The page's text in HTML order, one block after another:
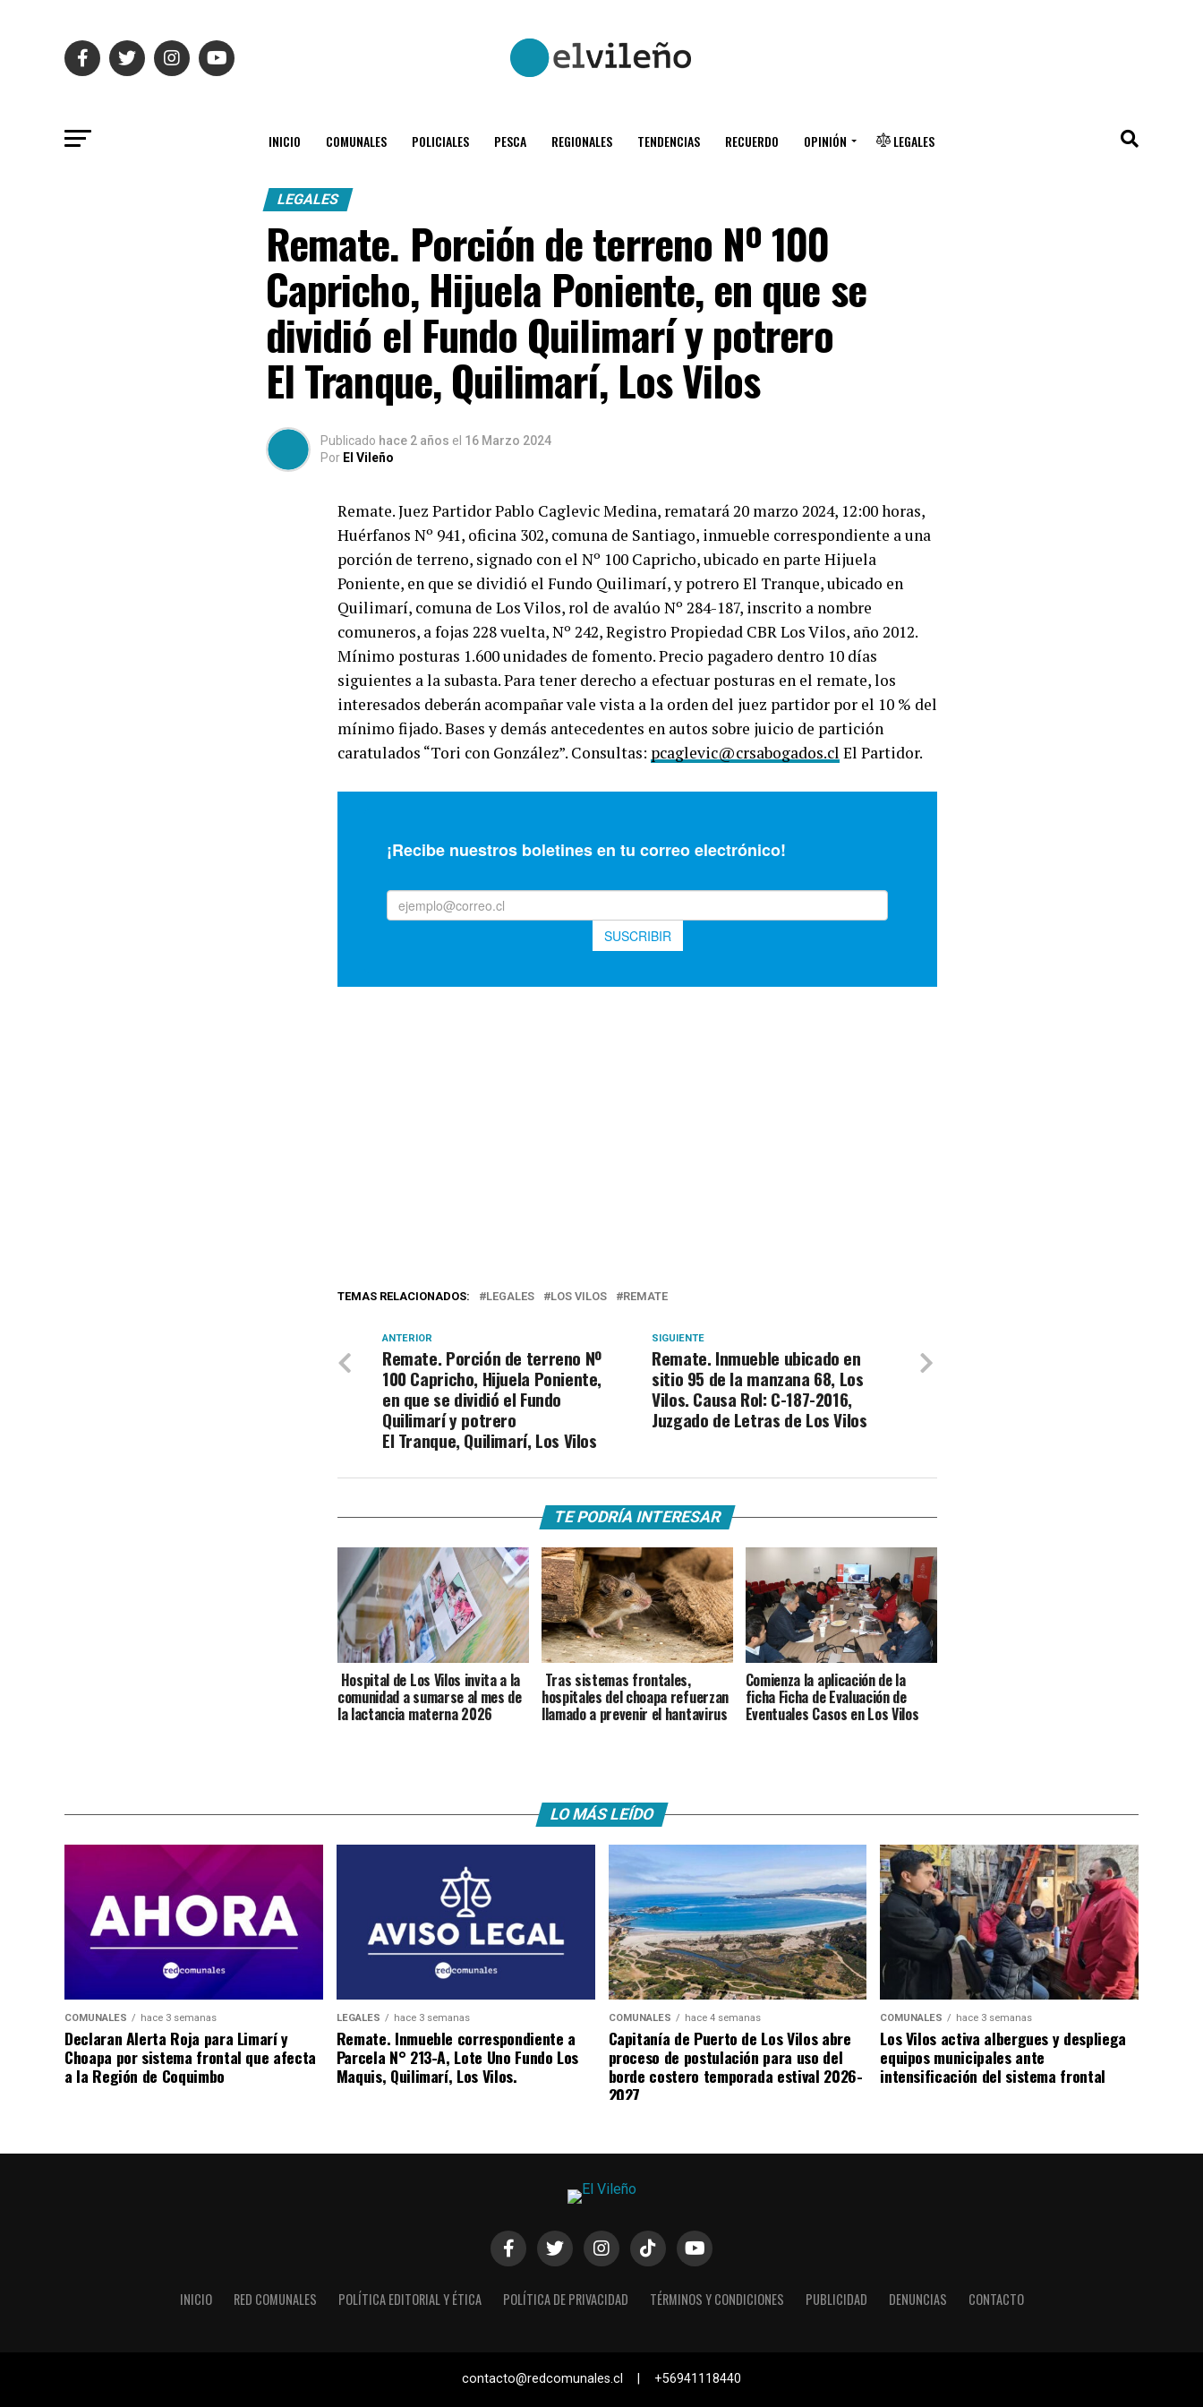
INICIO COMUNALES POLICIALES PESCA REGIONALES TENDENCIAS RECUERDO OPINIÓN LEGALES
LEGALES
Remate. Porción de terreno Nº 100
Capricho, Hijuela Poniente, en que se
dividió el Fundo Quilimarí y potrero
El Tranque, Quilimarí, Los Vilos
Publicado hace 2 años el 16 Marzo 2024
Por El Vileño
Remate. Juez Partidor Pablo Caglevic Medina, rematará 20 marzo 2024, 12:00 horas,
Huérfanos Nº 941, oficina 302, comuna de Santiago, inmueble correspondiente a una
porción de terreno, signado con el Nº 100 Capricho, ubicado en parte Hijuela
Poniente, en que se dividió el Fundo Quilimarí, y potrero El Tranque, ubicado en
Quilimarí, comuna de Los Vilos, rol de avalúo Nº 284-187, inscrito a nombre
comuneros, a fojas 228 vuelta, Nº 242, Registro Propiedad CBR Los Vilos, año 2012.
Mínimo posturas 1.600 unidades de fomento. Precio pagadero dentro 10 días
siguientes a la subasta. Para tener derecho a efectuar posturas en el remate, los
interesados deberán acompañar vale vista a la orden del juez partidor por el 10 % del
mínimo fijado. Bases y demás antecedentes en autos sobre juicio de partición
caratulados “Tori con González”. Consultas: pcaglevic@crsabogados.cl El Partidor.
TEMAS RELACIONADOS: LEGALES LOS VILOS REMATE
SIGUIENTE
Remate. Inmueble ubicado en
sitio 95 de la manzana 68, Los
Vilos. Causa Rol: C-187-2016,
Juzgado de Letras de Los Vilos
ANTERIOR
Remate. Porción de terreno Nº
100 Capricho, Hijuela Poniente,
en que se dividió el Fundo
Quilimarí y potrero
El Tranque, Quilimarí, Los Vilos
TE PODRÍA INTERESAR
Hospital de Los Vilos invita a la
comunidad a sumarse al mes de
la lactancia materna 2026
Tras sistemas frontales,
hospitales del choapa refuerzan
llamado a prevenir el hantavirus
Comienza la aplicación de la
ficha Ficha de Evaluación de
Eventuales Casos en Los Vilos
LO MÁS LEÍDO
COMUNALES hace 3 semanas
Declaran Alerta Roja para Limarí y
Choapa por sistema frontal que afecta
a la Región de Coquimbo
LEGALES hace 3 semanas
Remate. Inmueble correspondiente a
Parcela N° 213-A, Lote Uno Fundo Los
Maquis, Quilimarí, Los Vilos.
COMUNALES hace 4 semanas
Capitanía de Puerto de Los Vilos abre
proceso de postulación para uso del
borde costero temporada estival 2026-
2027
COMUNALES hace 3 semanas
Los Vilos activa albergues y despliega
equipos municipales ante
intensificación del sistema frontal
INICIO RED COMUNALES POLÍTICA EDITORIAL Y ÉTICA POLÍTICA DE PRIVACIDAD TÉRMINOS Y CONDICIONES PUBLICIDAD DENUNCIAS CONTACTO
contacto@redcomunales.cl | +56941118440